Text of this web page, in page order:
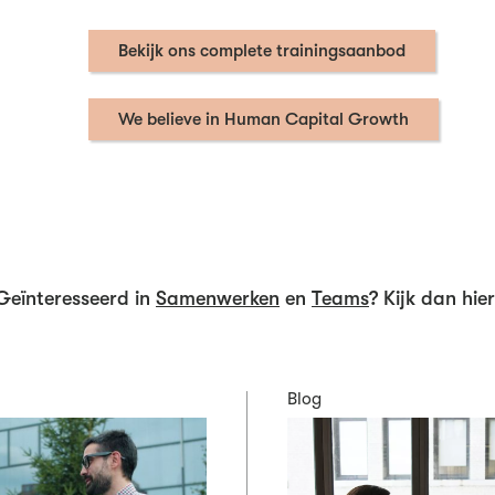
Bekijk ons complete trainingsaanbod
We believe in Human Capital Growth
in Samenwerken en Teams? Kijk dan
Blog